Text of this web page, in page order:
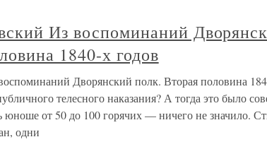
Из воспоминаний
1840-х годов
Дворянский полк. Вторая половина
телесного наказания? А тогда это было
юноше от 50 до 100 горячих — ничего не значило.
одни